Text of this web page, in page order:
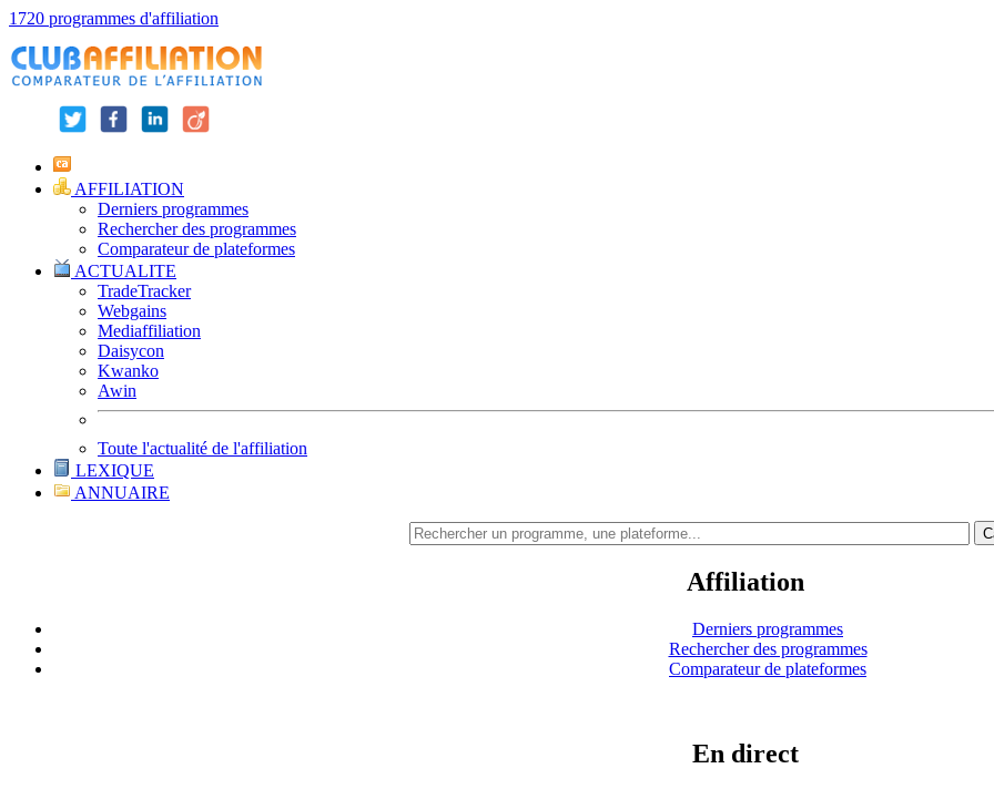
1720 programmes d'affiliation
AFFILIATION
Derniers programmes
Rechercher des programmes
Comparateur de plateformes
ACTUALITE
TradeTracker
Webgains
Mediaffiliation
Daisycon
Kwanko
Awin
Toute l'actualité de l'affiliation
LEXIQUE
ANNUAIRE
Affiliation
Derniers programmes
Rechercher des programmes
Comparateur de plateformes
En direct